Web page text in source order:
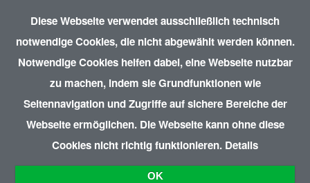
Diese Webseite verwendet ausschließlich technisch
notwendige Cookies, die nicht abgewählt werden können.
Notwendige Cookies helfen dabei, eine Webseite nutzbar
zu machen, indem sie Grundfunktionen wie
Seitennavigation und Zugriffe auf sichere Bereiche der
Webseite ermöglichen. Die Webseite kann ohne diese
Cookies nicht richtig funktionieren. Details
OK